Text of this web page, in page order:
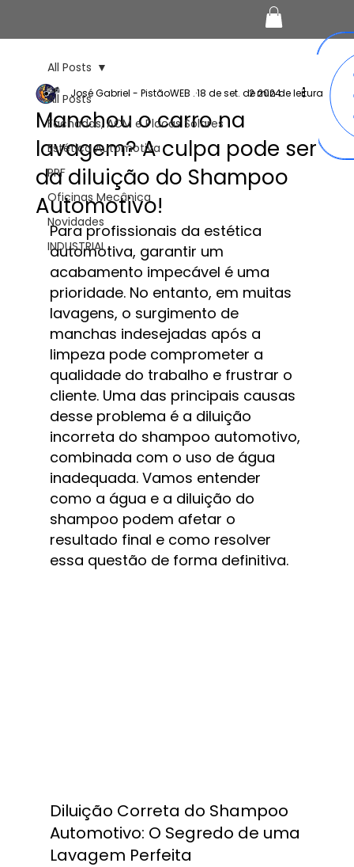
All Posts
Fachadas, ACM e Placas Solares
Estética Automotiva
PPF
Oficinas Mecânica
Novidades
INDUSTRIAL
All Posts
Manchou o carro na
lavagem? A culpa pode ser
da diluição do Shampoo
Automotivo!
José Gabriel - PistãoWEB .18 de set. de 20242 min de leitura
Para profissionais da estética
automotiva, garantir um
acabamento impecável é uma
prioridade. No entanto, em muitas
lavagens, o surgimento de
manchas indesejadas após a
limpeza pode comprometer a
qualidade do trabalho e frustrar o
cliente. Uma das principais causas
desse problema é a diluição
incorreta do shampoo automotivo,
combinada com o uso de água
inadequada. Vamos entender
como a água e a diluição do
shampoo podem afetar o
resultado final e como resolver
essa questão de forma definitiva.
Diluição Correta do Shampoo
Automotivo: O Segredo de uma
Lavagem Perfeita